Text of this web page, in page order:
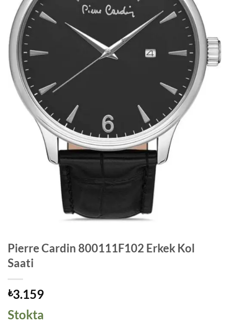
Pierre Cardin 800111F102 Erkek Kol
Saati
₺3.159
Stokta